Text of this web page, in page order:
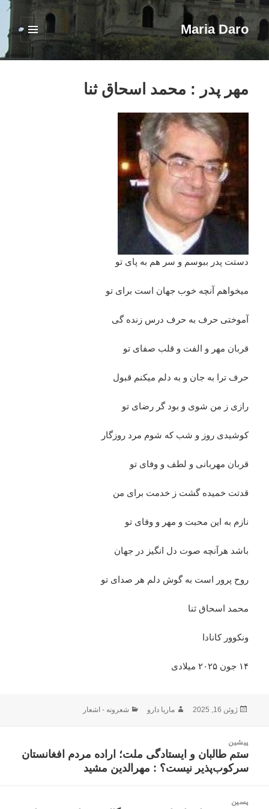
Maria Daro
فهرست
ابزارک‌ها
مهر پدر : محمد اسحاق ثنا
دستت پدر ببوسم و سر هم به پای تو
میخواهم آنچه خوب جهان است برای تو
آموختی حرف به حرف درس زنده گی
قربان مهر و الفت و قلب صفای تو
حرف ترا به جان و به دلم میکنم قبول
رازی ز من شوی و بود گر رضای تو
کوشیدی روز و شب که شوم مرد روزگار
قربان مهربانی و لطف و وفای تو
قدتت خمیده گشت ز خدمت برای من
نازم به این محبت و مهر و وفای تو
باشد هرآنچه صوت دل انگیز در جهان
روح پرور است به گوش دلم هر صدای تو
محمد اسحاق ثنا
ونکوور کانادا
۱۴ جون ۲۰۲۵ میلادی
ارسال
ژوئن 16, 2025 نویسنده
ماریا دارو دسته‌ها
شعرونه - اشعار
نوشتهپیشین
نوشته
قبلی:
ستم طالبان و ایستادگی ملت؛ اراده مردم افغانستان
سرکوب‌پذیر نیست؟ : مهرالدین مشید
پسین